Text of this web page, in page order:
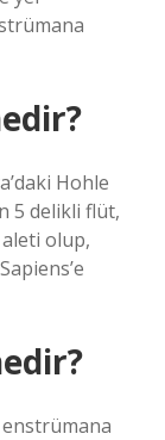
Hohle
5 delikli flüt,
olup,
enstrümana